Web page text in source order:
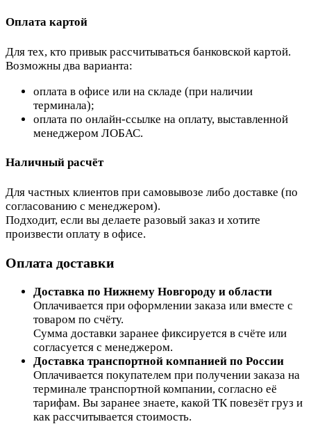
Оплата картой
Для тех, кто привык рассчитываться банковской картой.
Возможны два варианта:
оплата в офисе или на складе (при наличии
терминала);
оплата по онлайн-ссылке на оплату, выставленной
менеджером ЛОБАС.
Наличный расчёт
Для частных клиентов при самовывозе либо доставке (по
согласованию с менеджером).
Подходит, если вы делаете разовый заказ и хотите
произвести оплату в офисе.
Оплата доставки
Доставка по Нижнему Новгороду и области
Оплачивается при оформлении заказа или вместе с
товаром по счёту.
Сумма доставки заранее фиксируется в счёте или
согласуется с менеджером.
Доставка транспортной компанией по России
Оплачивается покупателем при получении заказа на
терминале транспортной компании, согласно её
тарифам. Вы заранее знаете, какой ТК повезёт груз и
как рассчитывается стоимость.